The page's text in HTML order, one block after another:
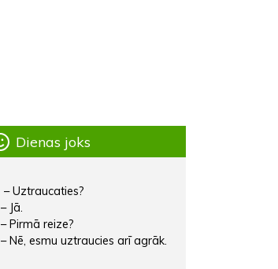
Dienas joks
– Uztraucaties?
– Jā.
– Pirmā reize?
– Nē, esmu uztraucies arī agrāk.